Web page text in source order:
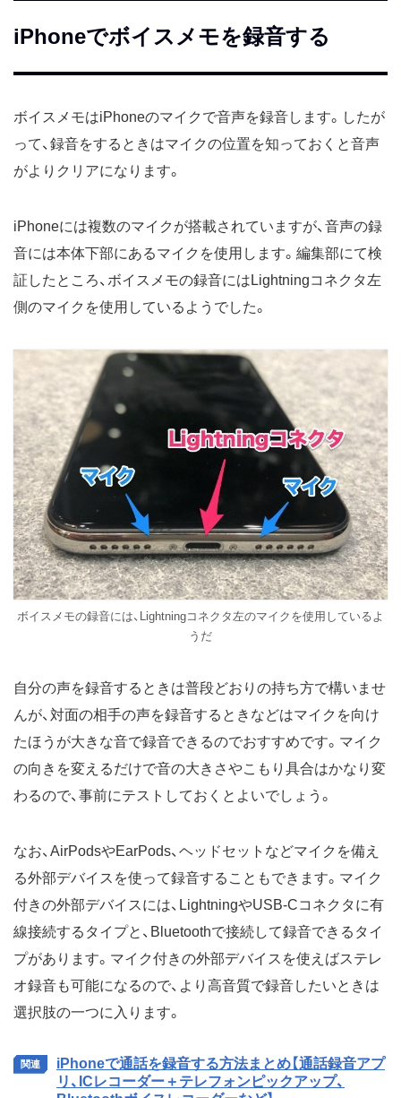
iPhoneでボイスメモを録音する
ボイスメモはiPhoneのマイクで音声を録音します。したが
って、録音をするときはマイクの位置を知っておくと音声
がよりクリアになります。
iPhoneには複数のマイクが搭載されていますが、音声の録
音には本体下部にあるマイクを使用します。編集部にて検
証したところ、ボイスメモの録音にはLightningコネクタ左
側のマイクを使用しているようでした。
ボイスメモの録音には、Lightningコネクタ左のマイクを使用しているよ
うだ
自分の声を録音するときは普段どおりの持ち方で構いませ
んが、対面の相手の声を録音するときなどはマイクを向け
たほうが大きな音で録音できるのでおすすめです。マイク
の向きを変えるだけで音の大きさやこもり具合はかなり変
わるので、事前にテストしておくとよいでしょう。
なお、AirPodsやEarPods、ヘッドセットなどマイクを備え
る外部デバイスを使って録音することもできます。マイク
付きの外部デバイスには、LightningやUSB-Cコネクタに有
線接続するタイプと、Bluetoothで接続して録音できるタイ
プがあります。マイク付きの外部デバイスを使えばステレ
オ録音も可能になるので、より高音質で録音したいときは
選択肢の一つに入ります。
iPhoneで通話を録音する方法まとめ【通話録音アプ
リ、ICレコーダー＋テレフォンピックアップ、